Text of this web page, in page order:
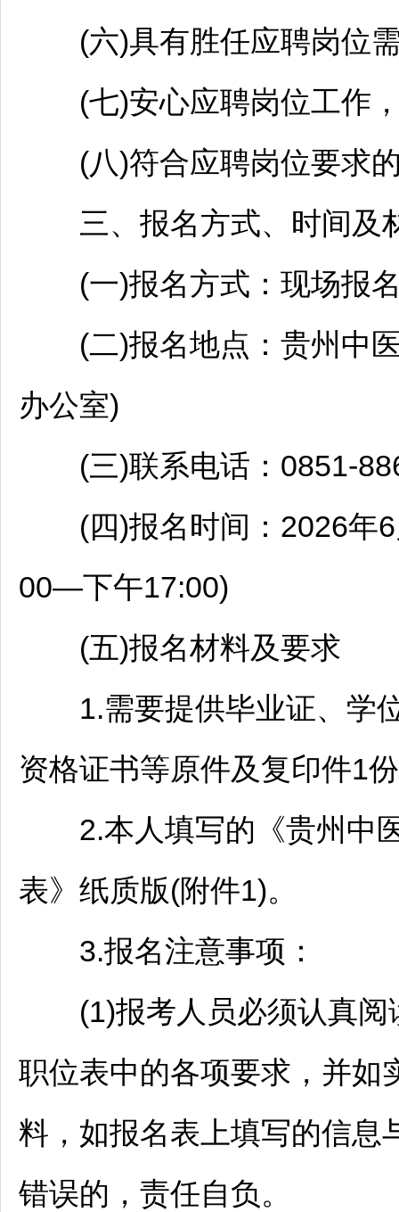
(六)具有胜任应聘岗位需
(七)安心应聘岗位工作，
(八)符合应聘岗位要求的
三、报名方式、时间及
(一)报名方式：现场报
(二)报名地点：贵州中医
办公室)
(三)联系电话：0851-
(四)报名时间：2026年6
00—下午17:00)
(五)报名材料及要求
1.需要提供毕业证、学位
资格证书等原件及复印件1
2.本人填写的《贵州中
表》纸质版(附件1)。
3.报名注意事项：
(1)报考人员必须认真阅
职位表中的各项要求，并如
料，如报名表上填写的信息
错误的，责任自负。